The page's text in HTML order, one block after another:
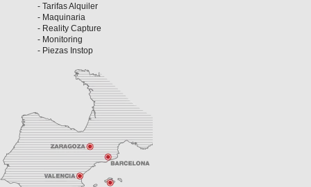
- Tarifas Alquiler
- Maquinaria
- Reality Capture
- Monitoring
- Piezas Instop